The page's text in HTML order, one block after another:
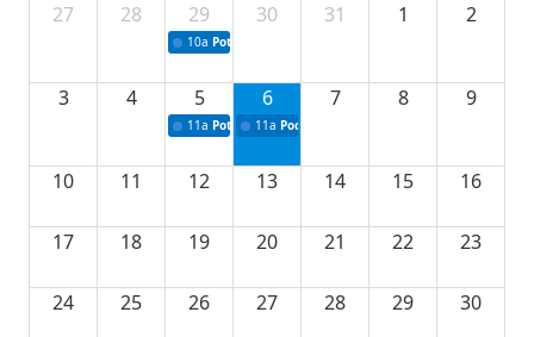
27
28 29
10a Potpisivanje ugovora sa neprofitnim
30 31 1 2
3 4 5
11a Potpisivanje ugovora o stipendijama za
6
11a Podrška razvoju vodne infrastrukture u
7 8 9
10 11 12 13 14 15 16
17 18 19 20 21 22 23
24 25 26 27 28 29 30